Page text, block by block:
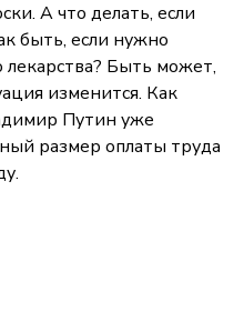
А что делать, если
быть, если нужно
Быть может,
изменится. Как
Путин уже
размер оплаты труда